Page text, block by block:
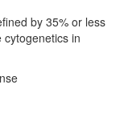
by 35% or less
in